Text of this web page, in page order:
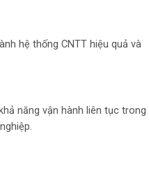
hệ thống CNTT hiệu quả và
năng vận hành liên tục trong